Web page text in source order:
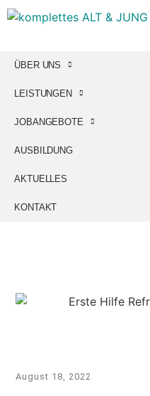
ÜBER UNS
LEISTUNGEN
JOBANGEBOTE
AUSBILDUNG
AKTUELLES
KONTAKT
August 18, 2022